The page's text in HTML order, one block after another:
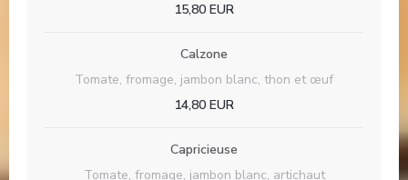
15,80 EUR
Calzone
Tomate, fromage, jambon blanc, thon et œuf
14,80 EUR
Capricieuse
Tomate, fromage, jambon blanc, artichaut